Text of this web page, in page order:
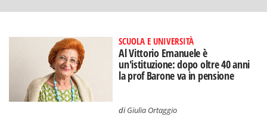
SCUOLA E UNIVERSITÀ
Al Vittorio Emanuele è
un'istituzione: dopo oltre 40 anni
la prof Barone va in pensione
diGiulia Ortaggio